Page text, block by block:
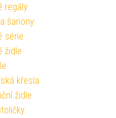
regály
šanony
série
židle
křesla
židle